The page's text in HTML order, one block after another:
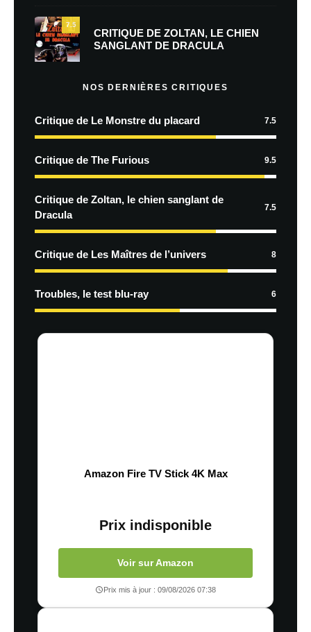
7.5
CRITIQUE DE ZOLTAN, LE CHIEN
SANGLANT DE DRACULA
NOS DERNIÈRES CRITIQUES
Critique de Le Monstre du placard 7.5
Critique de The Furious 9.5
Critique de Zoltan, le chien sanglant de
Dracula
7.5
Critique de Les Maîtres de l’univers 8
Troubles, le test blu-ray 6
Amazon Fire TV Stick 4K Max
Prix indisponible
Voir sur Amazon
Prix mis à jour : 09/08/2026 07:38